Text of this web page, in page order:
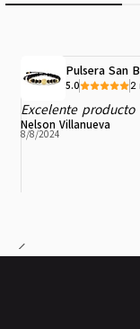
Pulsera San
5.0
Excelente producto
Nelson Villanueva
8/8/2024